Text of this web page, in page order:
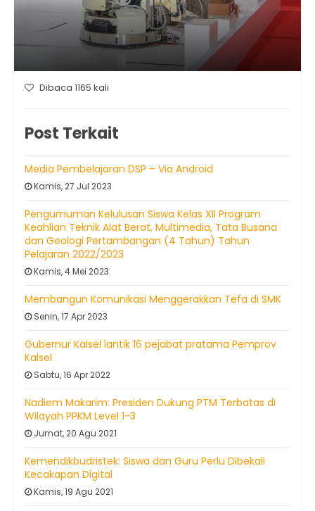
Dibaca 1165 kali
Post Terkait
Media Pembelajaran DSP – Via Android
Kamis, 27 Jul 2023
Pengumuman Kelulusan Siswa Kelas XII Program
Keahlian Teknik Alat Berat, Multimedia, Tata Busana
dan Geologi Pertambangan (4 Tahun) Tahun
Pelajaran 2022/2023
Kamis, 4 Mei 2023
Membangun Komunikasi Menggerakkan Tefa di SMK
Senin, 17 Apr 2023
Gubernur Kalsel lantik 16 pejabat pratama Pemprov
Kalsel
Sabtu, 16 Apr 2022
Nadiem Makarim: Presiden Dukung PTM Terbatas di
Wilayah PPKM Level 1-3
Jumat, 20 Agu 2021
Kemendikbudristek: Siswa dan Guru Perlu Dibekali
Kecakapan Digital
Kamis, 19 Agu 2021